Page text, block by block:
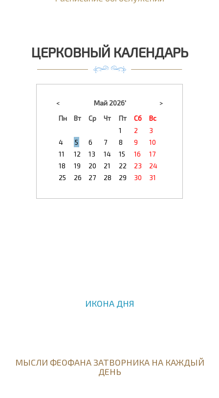
ЦЕРКОВНЫЙ КАЛЕНДАРЬ
< Май 2026'
>
Пн
Вт Ср Чт Пт Сб
Вс
1
2
3
4
5 6 7 8 9
10
11
12 13 14 15 16
17
18
19 20 21 22 23
24
25
26 27 28 29 30 31
ИКОНА ДНЯ
МЫСЛИ ФЕОФАНА ЗАТВОРНИКА НА КАЖДЫЙ
ДЕНЬ